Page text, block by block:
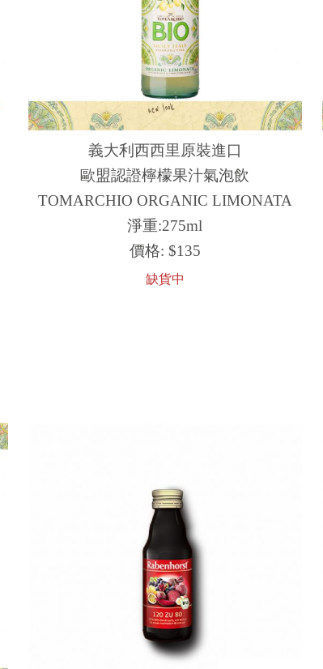
義大利西西里原裝進口
歐盟認證檸檬果汁氣泡飲
TOMARCHIO ORGANIC LIMONATA
淨重:275ml
價格: $135
缺貨中